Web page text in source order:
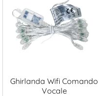
Ghirlanda Wifi Comando
Vocale